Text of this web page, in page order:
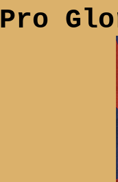
Pro